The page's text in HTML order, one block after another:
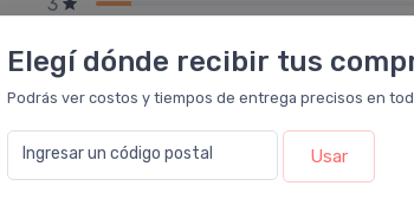
Elegí dónde recibir tus
Podrás ver costos y tiempos de entrega precisos en
Ingresar un código postal Usar
1